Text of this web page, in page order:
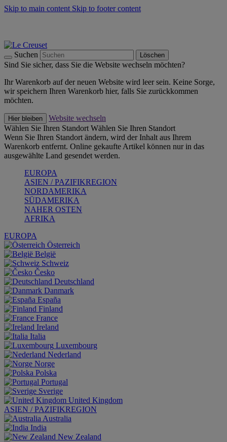
Skip to main content Skip to footer content
Suchen Löschen
Sind Sie sicher, dass Sie die Website wechseln möchten?
Ihr Warenkorb auf der neuen Website wird leer sein. Keine Sorge,
wir speichern Ihren Warenkorb hier, falls Sie zurückkommen
möchten.
Hier bleiben
Website wechseln
Wählen Sie Ihren Standort Wählen Sie Ihren Standort
Wenn Sie Ihren Standort ändern, wird der Inhalt aus Ihrem
Warenkorb entfernt. Online gekaufte Artikel können nur in das
ausgewählte Land gesendet werden.
EUROPA
ASIEN / PAZIFIKREGION
NORDAMERIKA
SÜDAMERIKA
NAHER OSTEN
AFRIKA
EUROPA
Österreich
België
Schweiz
Česko
Deutschland
Danmark
España
Finland
France
Ireland
Italia
Luxembourg
Nederland
Norge
Polska
Portugal
Sverige
United Kingdom
ASIEN / PAZIFIKREGION
Australia
India
New Zealand